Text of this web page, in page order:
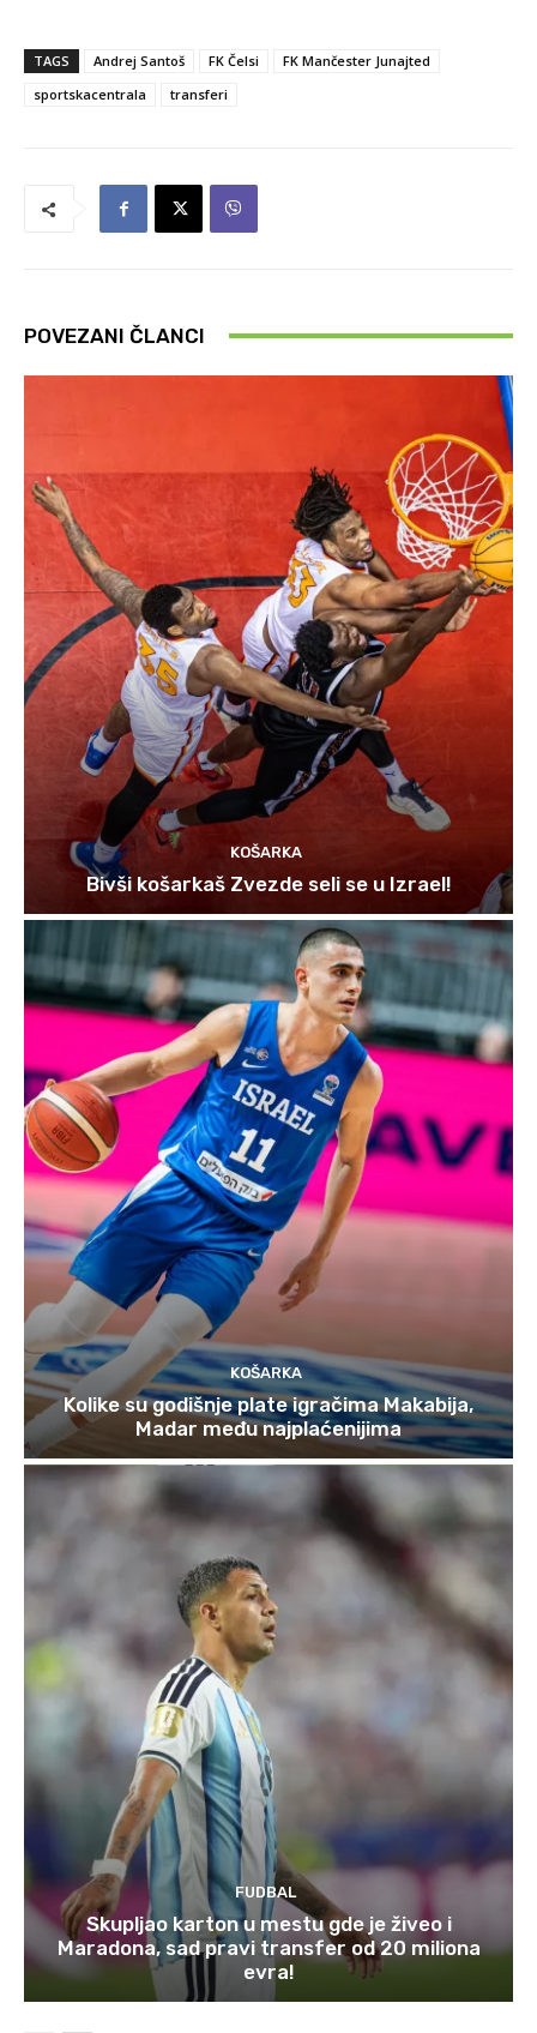
TAGS Andrej Santoš FK Čelsi
FK Mančester Junajted
sportskacentrala
transferi
POVEZANI ČLANCI
KOŠARKA
Bivši košarkaš Zvezde seli se u Izrael!
KOŠARKA
Kolike su godišnje plate igračima Makabija,
Madar među najplaćenijima
FUDBAL
Skupljao karton u mestu gde je živeo i
Maradona, sad pravi transfer od 20 miliona
evra!